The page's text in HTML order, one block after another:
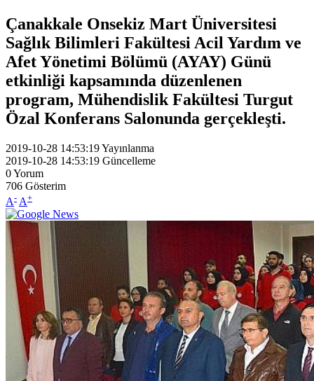
Çanakkale Onsekiz Mart Üniversitesi
Sağlık Bilimleri Fakültesi Acil Yardım ve
Afet Yönetimi Bölümü (AYAY) Günü
etkinliği kapsamında düzenlenen
program, Mühendislik Fakültesi Turgut
Özal Konferans Salonunda gerçekleşti.
2019-10-28 14:53:19Yayınlanma
2019-10-28 14:53:19 Güncelleme
0Yorum
706 Gösterim
A- A+